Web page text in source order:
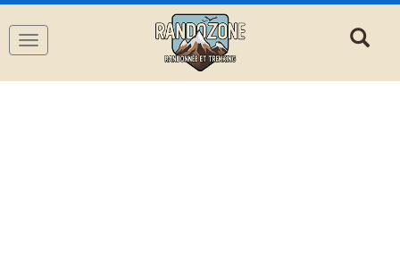
Navigation